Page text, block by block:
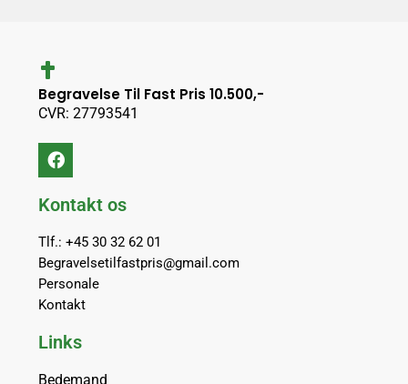
Begravelse Til Fast Pris 10.500,-
CVR: 27793541
Kontakt os
Tlf.: +45 30 32 62 01
Begravelsetilfastpris@gmail.com
Personale
Kontakt
Links
Bedemand